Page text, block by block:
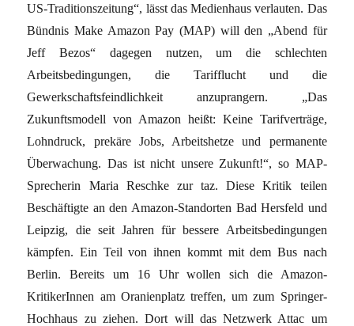
US-Traditionszeitung“, lässt das Medienhaus verlauten. Das
Bündnis Make Amazon Pay (MAP) will den „Abend für
Jeff Bezos“ dagegen nutzen, um die schlechten
Arbeitsbedingungen, die Tarifflucht und die
Gewerkschaftsfeindlichkeit anzuprangern. „Das
Zukunftsmodell von Amazon heißt: Keine Tarifverträge,
Lohndruck, prekäre Jobs, Arbeitshetze und permanente
Überwachung. Das ist nicht unsere Zukunft!“, so MAP-
Sprecherin Maria Reschke zur taz. Diese Kritik teilen
Beschäftigte an den Amazon-Standorten Bad Hersfeld und
Leipzig, die seit Jahren für bessere Arbeitsbedingungen
kämpfen. Ein Teil von ihnen kommt mit dem Bus nach
Berlin. Bereits um 16 Uhr wollen sich die Amazon-
KritikerInnen am Oranienplatz treffen, um zum Springer-
Hochhaus zu ziehen. Dort will das Netzwerk Attac um